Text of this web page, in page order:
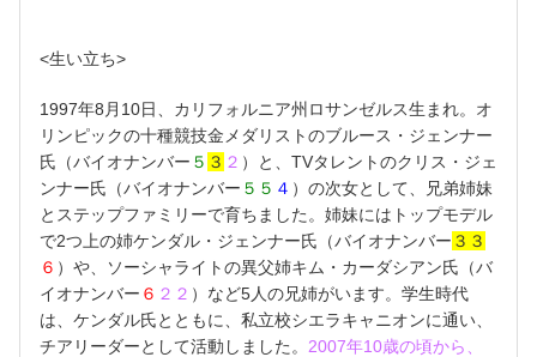
<生い立ち>
1997年8月10日、カリフォルニア州ロサンゼルス生まれ。オ
リンピックの十種競技金メダリストのブルース・ジェンナー
氏（バイオナンバー ５ ３ ２ ）と、TVタレントのクリス・ジェ
ンナー氏（バイオナンバー ５５ ４ ）の次女として、兄弟姉妹
とステップファミリーで育ちました。姉妹にはトップモデル
で2つ上の姉ケンダル・ジェンナー氏（バイオナンバー ３３
６ ）や、ソーシャライトの異父姉キム・カーダシアン氏（バ
イオナンバー ６ ２２ ）など5人の兄姉がいます。学生時代
は、ケンダル氏とともに、私立校シエラキャニオンに通い、
チアリーダーとして活動しました。 2007年10歳の頃から、